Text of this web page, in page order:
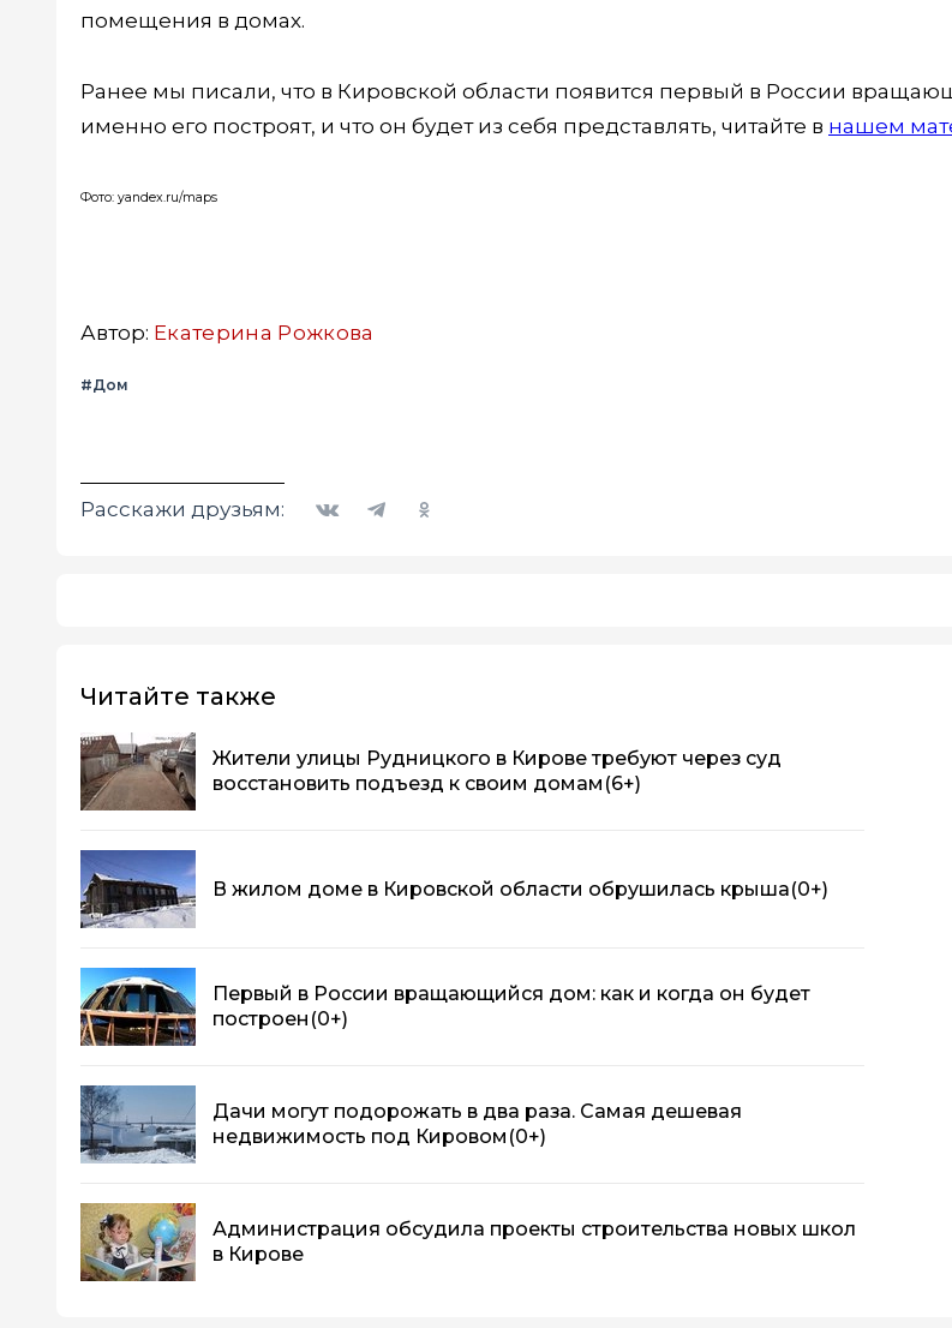
помещения в домах.
Ранее мы писали, что в Кировской области появится первый в России
именно его построят, и что он будет из себя представлять, читайте в нашем
Фото: yandex.ru/maps
Автор: Екатерина Рожкова
#Дом
Расскажи друзьям:
Читайте также
Жители улицы Рудницкого в Кирове требуют через суд
восстановить подъезд к своим домам (6+)
В жилом доме в Кировской области обрушилась крыша(0+)
Первый в России вращающийся дом: как и когда он будет
построен (0+)
Дачи могут подорожать в два раза. Самая дешевая
недвижимость под Кировом (0+)
Администрация обсудила проекты строительства новых школ
в Кирове